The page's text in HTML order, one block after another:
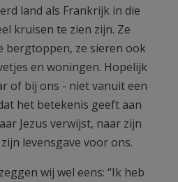
land als Frankrijk in die
kruisen te zien zijn. Ze
bergtoppen, ze sieren ook
en woningen. Hopelijk
of bij ons - niet vanuit een
het betekenis geeft aan
Jezus verwijst, naar zijn
levensgave voor ons.
wij wel eens: “Ik heb